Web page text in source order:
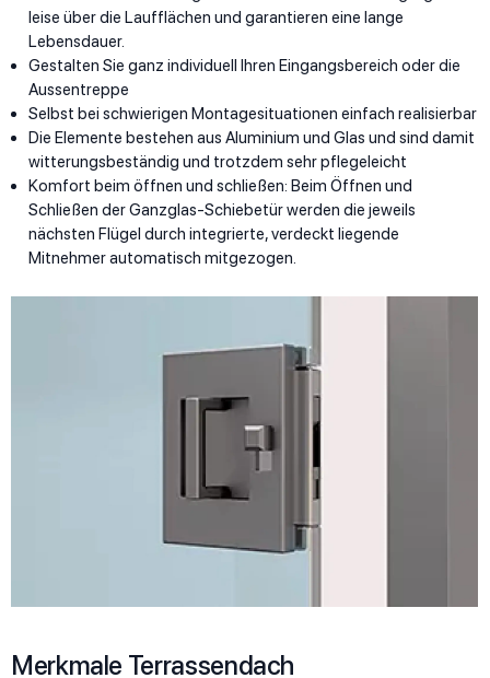
leise über die Laufflächen und garantieren eine lange
Lebensdauer.
Gestalten Sie ganz individuell Ihren Eingangsbereich oder die
Aussentreppe
Selbst bei schwierigen Montagesituationen einfach realisierbar
Die Elemente bestehen aus Aluminium und Glas und sind damit
witterungsbeständig und trotzdem sehr pflegeleicht
Komfort beim öffnen und schließen: Beim Öffnen und
Schließen der Ganzglas-Schiebetür werden die jeweils
nächsten Flügel durch integrierte, verdeckt liegende
Mitnehmer automatisch mitgezogen.
Merkmale Terrassendach